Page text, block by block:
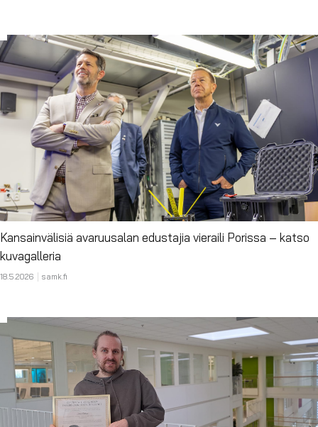
Kansainvälisiä avaruusalan edustajia vieraili Porissa – katso
kuvagalleria
18.5.2026 samk.fi